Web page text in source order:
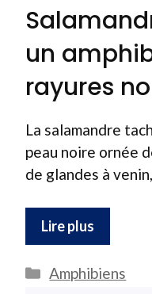
un
rayures
La salamandre
peau noire ornée
de glandes à
Lire plus
Catégories
Amphibiens